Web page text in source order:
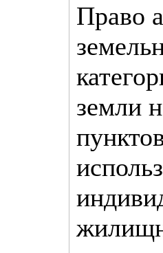
Право
земли